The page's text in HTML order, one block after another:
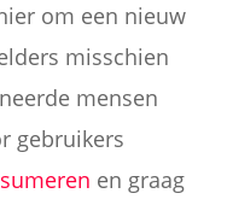
om een nieuw
misschien
mensen
gebruikers
en graag